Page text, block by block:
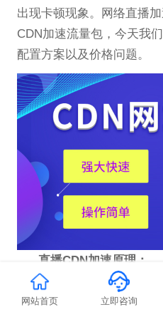
出现卡顿现象。网络直播
CDN加速流量包，今天我
配置方案以及价格问题。
直播CDN加速原理：
流媒体直播加速服务，
网站首页 立即咨询